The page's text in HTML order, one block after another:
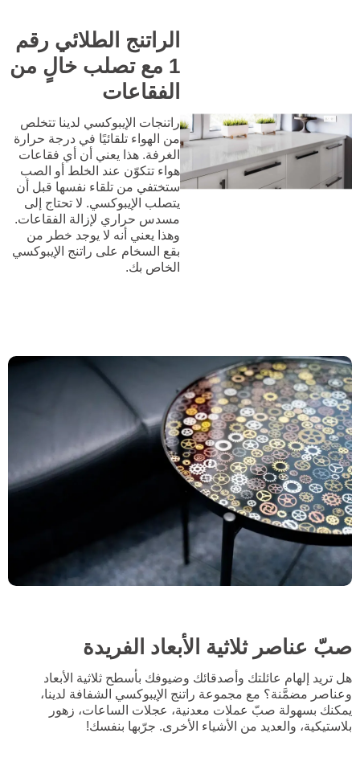
الراتنج الطلائي رقم
1 مع تصلب خالٍ من
الفقاعات
راتنجات الإيبوكسي لدينا تتخلص
من الهواء تلقائيًا في درجة حرارة
الغرفة. هذا يعني أن أي فقاعات
هواء تتكوّن عند الخلط أو الصب
ستختفي من تلقاء نفسها قبل أن
يتصلب الإيبوكسي. لا تحتاج إلى
مسدس حراري لإزالة الفقاعات.
وهذا يعني أنه لا يوجد خطر من
بقع السخام على راتنج الإيبوكسي
الخاص بك.
صبّ عناصر ثلاثية الأبعاد الفريدة
هل تريد إلهام عائلتك وأصدقائك وضيوفك بأسطح ثلاثية الأبعاد
وعناصر مضمَّنة؟ مع مجموعة راتنج الإيبوكسي الشفافة لدينا،
يمكنك بسهولة صبّ عملات معدنية، عجلات الساعات، زهور
بلاستيكية، والعديد من الأشياء الأخرى. جرّبها بنفسك!